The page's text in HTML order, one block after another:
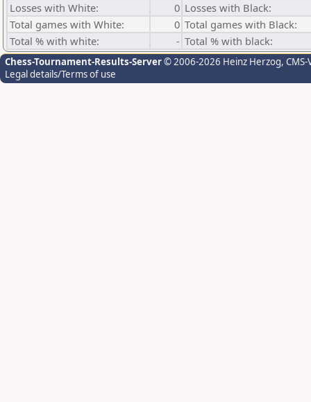
Losses with White:
0 Losses with Black:
Total games with White:
0 Total games with Black:
Total % with white:
- Total % with black:
Chess-Tournament-Results-Server© 2006-2026 Heinz Herzog,
Legal details/Terms of use